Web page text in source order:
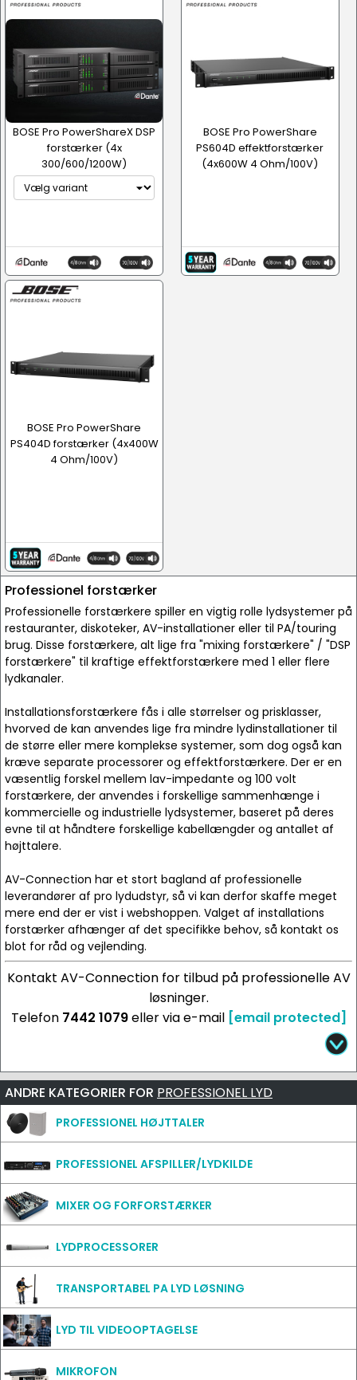
BOSE Pro PowerShareX DSP
forstærker (4x
300/600/1200W)
BOSE Pro PowerShare
PS604D effektforstærker
(4x600W 4 Ohm/100V)
BOSE Pro PowerShare
PS404D forstærker (4x400W
4 Ohm/100V)
Professionel forstærker
Professionelle forstærkere spiller en vigtig rolle lydsystemer på
restauranter, diskoteker, AV-installationer eller til PA/touring
brug. Disse forstærkere, alt lige fra "mixing forstærkere" / "DSP
forstærkere" til kraftige effektforstærkere med 1 eller flere
lydkanaler.
Installationsforstærkere fås i alle størrelser og prisklasser,
hvorved de kan anvendes lige fra mindre lydinstallationer til
de større eller mere komplekse systemer, som dog også kan
kræve separate processorer og effektforstærkere. Der er en
væsentlig forskel mellem lav-impedante og 100 volt
forstærkere, der anvendes i forskellige sammenhænge i
kommercielle og industrielle lydsystemer, baseret på deres
evne til at håndtere forskellige kabellængder og antallet af
højttalere.
AV-Connection har et stort bagland af professionelle
leverandører af pro lydudstyr, så vi kan derfor skaffe meget
mere end der er vist i webshoppen. Valget af installations
forstærker afhænger af det specifikke behov, så kontakt os
blot for råd og vejlending.
Kontakt AV-Connection for tilbud på professionelle AV
løsninger.
Telefon 7442 1079eller via e-mail [email protected]
ANDRE KATEGORIER FOR PROFESSIONEL LYD
PROFESSIONEL HØJTTALER
PROFESSIONEL AFSPILLER/LYDKILDE
MIXER OG FORFORSTÆRKER
LYDPROCESSORER
TRANSPORTABEL PA LYD LØSNING
LYD TIL VIDEOOPTAGELSE
MIKROFON